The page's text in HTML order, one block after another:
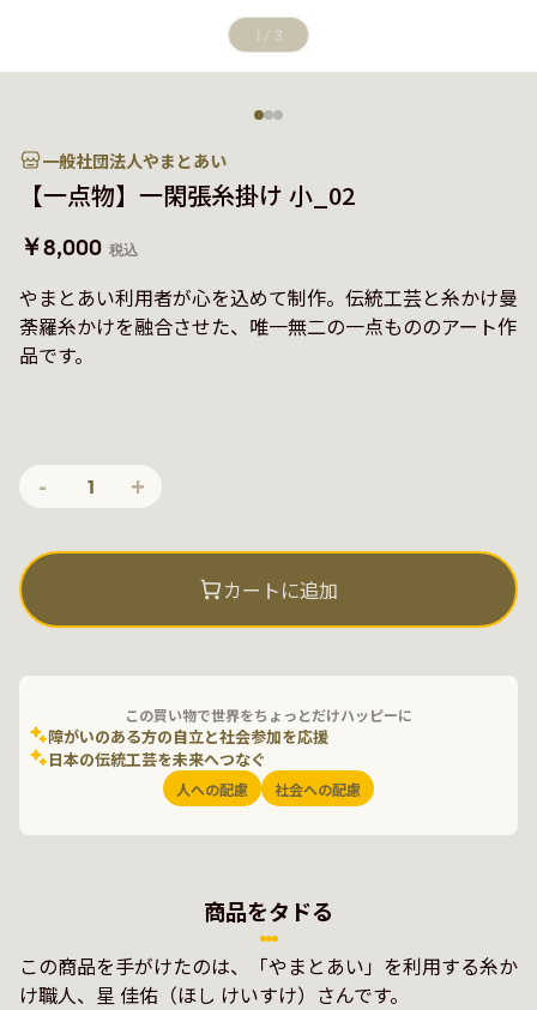
1 / 3
一般社団法人やまとあい
【一点物】一閑張糸掛け 小_02
￥8,000 税込
やまとあい利用者が心を込めて制作。伝統工芸と糸かけ曼
荼羅糸かけを融合させた、唯一無二の一点もののアート作
品です。
- 1 +
カートに追加
この買い物で世界をちょっとだけハッピーに
障がいのある方の自立と社会参加を応援
日本の伝統工芸を未来へつなぐ
人への配慮 社会への配慮
商品をタドる
この商品を手がけたのは、「やまとあい」を利用する糸か
け職人、星 佳佑（ほし けいすけ）さんです。